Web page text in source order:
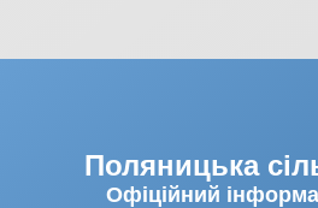
Поляницька
Офіційний